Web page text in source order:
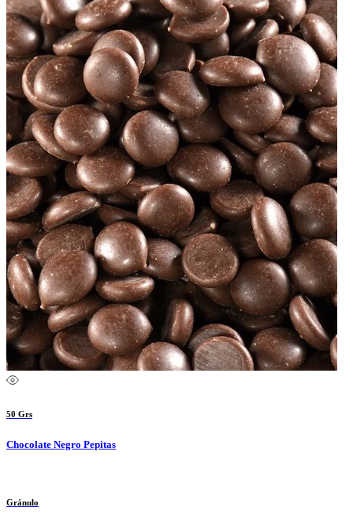
50 Grs
Chocolate Negro Pepitas
Gránulo